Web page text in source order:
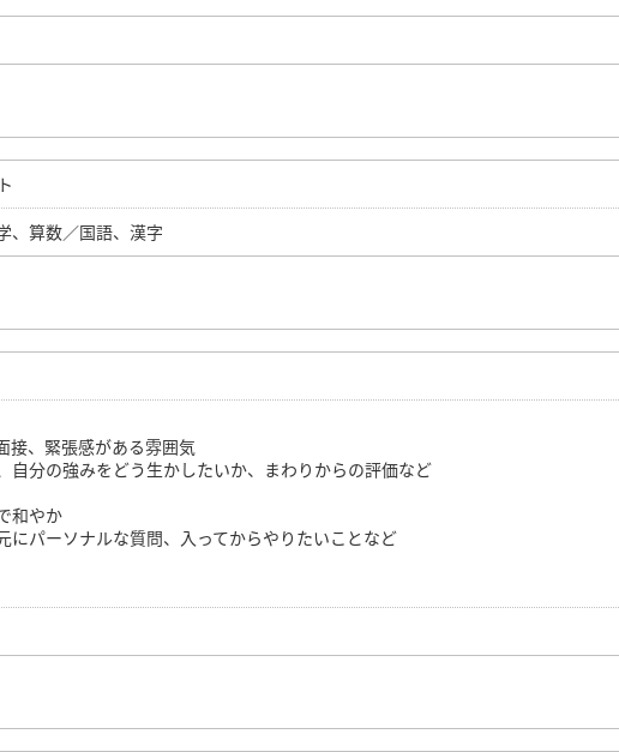
、算数／国語、漢字
接、緊張感がある雰囲気
自分の強みをどう生かしたいか、まわりからの評価など
和やか
にパーソナルな質問、入ってからやりたいことなど